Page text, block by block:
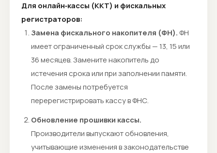
Для онлайн‑кассы (ККТ) и фискальных
регистраторов:
Замена фискального накопителя (ФН).ФН
имеет ограниченный срок службы — 13, 15 или
36 месяцев. Замените накопитель до
истечения срока или при заполнении памяти.
После замены потребуется
перерегистрировать кассу в ФНС.
Обновление прошивки кассы.
Производители выпускают обновления,
учитывающие изменения в законодательстве